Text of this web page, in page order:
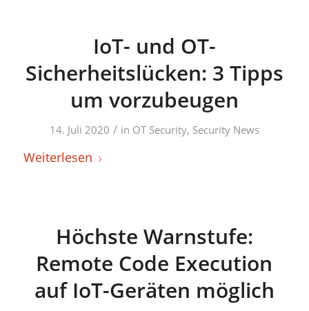
IoT- und OT-
Sicherheitslücken: 3 Tipps
um vorzubeugen
14. Juli 2020 / in OT Security, Security News
Weiterlesen
Höchste Warnstufe:
Remote Code Execution
auf IoT-Geräten möglich